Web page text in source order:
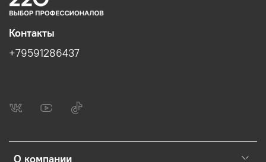
О компании
Контакты
+79591286437